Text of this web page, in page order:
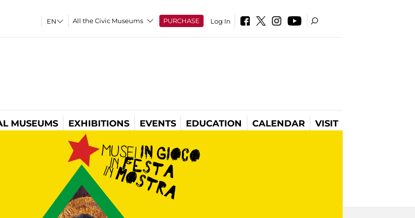
All the Civic Museums PURCHASE Log In
MUSEUMS EXHIBITIONS EVENTS EDUCATION CALENDAR VISIT